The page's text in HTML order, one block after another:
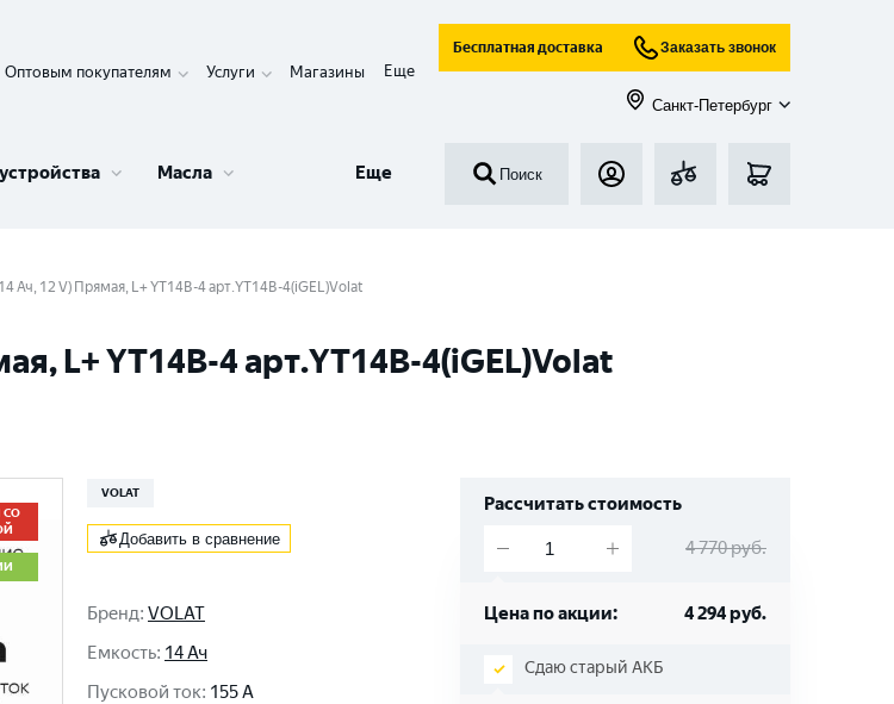
Оптовым покупателям Услуги Магазины Еще
Бесплатная доставка Заказать звонок
Санкт-Петербург
Масла Еще Поиск
Ач, 12 V) Прямая, L+ YT14B-4 арт.YT14B-4(iGEL)Volat
L+ YT14B-4 арт.YT14B-4(iGEL)Volat
СО
VOLAT
Добавить в сравнение
Бренд: VOLAT
Емкость: 14 Ач
Пусковой ток: 155 A
Рассчитать стоимость
4 770руб.
Цена по акции: 4 294руб.
Сдаю старый АКБ